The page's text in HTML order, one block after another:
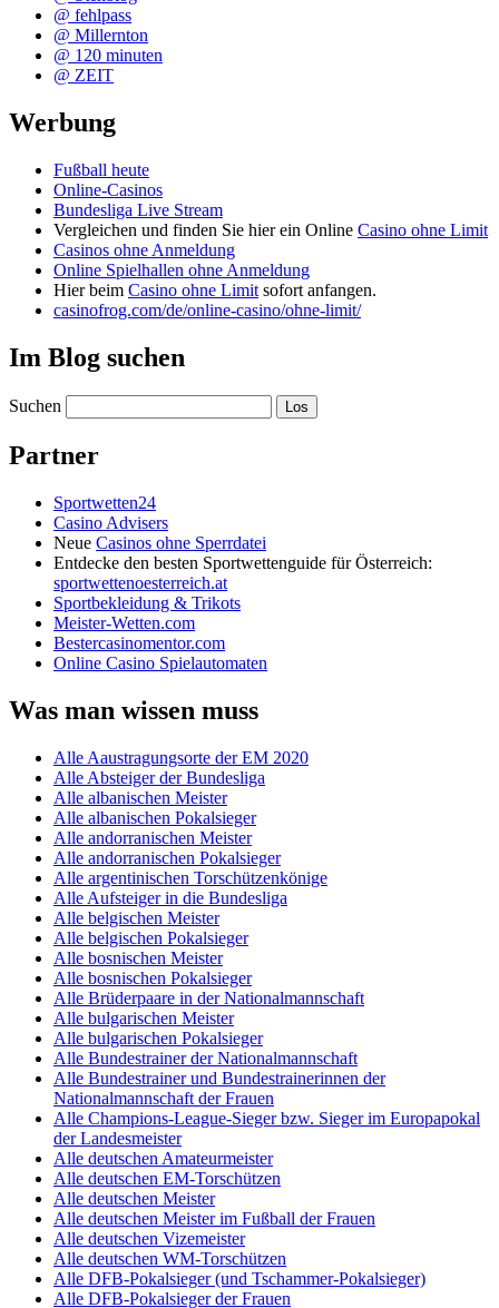
@ fehlpass
@ Millernton
@ 120 minuten
@ ZEIT
Werbung
Fußball heute
Online-Casinos
Bundesliga Live Stream
Vergleichen und finden Sie hier ein Online Casino ohne Limit
Casinos ohne Anmeldung
Online Spielhallen ohne Anmeldung
Hier beim Casino ohne Limit sofort anfangen.
casinofrog.com/de/online-casino/ohne-limit/
Im Blog suchen
Suchen
Partner
Sportwetten24
Casino Advisers
Neue Casinos ohne Sperrdatei
Entdecke den besten Sportwettenguide für Österreich:
sportwettenoesterreich.at
Sportbekleidung & Trikots
Meister-Wetten.com
Bestercasinomentor.com
Online Casino Spielautomaten
Was man wissen muss
Alle Aaustragungsorte der EM 2020
Alle Absteiger der Bundesliga
Alle albanischen Meister
Alle albanischen Pokalsieger
Alle andorranischen Meister
Alle andorranischen Pokalsieger
Alle argentinischen Torschützenkönige
Alle Aufsteiger in die Bundesliga
Alle belgischen Meister
Alle belgischen Pokalsieger
Alle bosnischen Meister
Alle bosnischen Pokalsieger
Alle Brüderpaare in der Nationalmannschaft
Alle bulgarischen Meister
Alle bulgarischen Pokalsieger
Alle Bundestrainer der Nationalmannschaft
Alle Bundestrainer und Bundestrainerinnen der
Nationalmannschaft der Frauen
Alle Champions-League-Sieger bzw. Sieger im Europapokal
der Landesmeister
Alle deutschen Amateurmeister
Alle deutschen EM-Torschützen
Alle deutschen Meister
Alle deutschen Meister im Fußball der Frauen
Alle deutschen Vizemeister
Alle deutschen WM-Torschützen
Alle DFB-Pokalsieger (und Tschammer-Pokalsieger)
Alle DFB-Pokalsieger der Frauen